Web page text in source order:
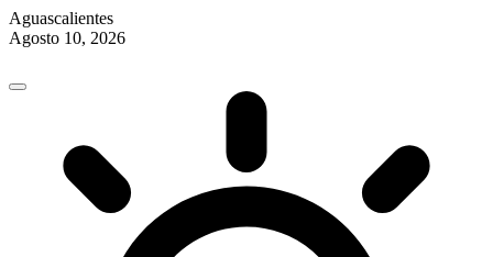
Aguascalientes
Agosto 10, 2026
content